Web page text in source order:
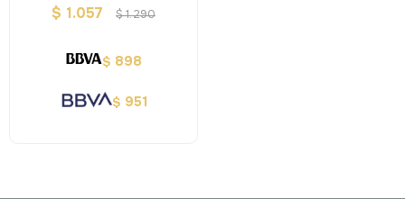
- Polar B
$ 1.057 $1.290
$ 898
$ 951